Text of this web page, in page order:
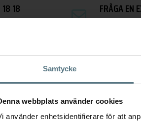
Samtycke
webbplats använder cookies
använder enhetsidentifierare för att
18
12-17
FRÅGA EN